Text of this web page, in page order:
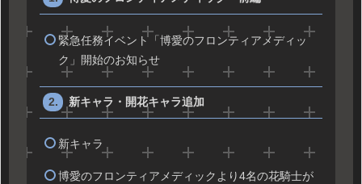
緊急任務イベント「博愛のフロンティアメディッ
ク」開始のお知らせ
新キャラ・開花キャラ追加
新キャラ
博愛のフロンティアメディックより4名の花騎士が